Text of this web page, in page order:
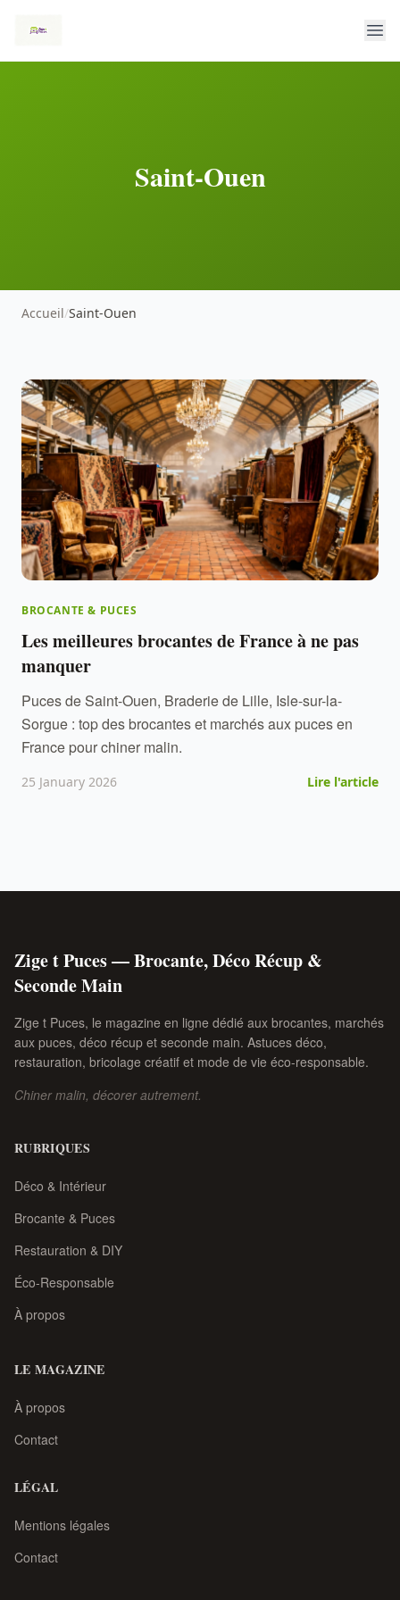
Saint-Ouen
Accueil/Saint-Ouen
BROCANTE & PUCES
Les meilleures brocantes de France à ne pas
manquer
Puces de Saint-Ouen, Braderie de Lille, Isle-sur-la-
Sorgue : top des brocantes et marchés aux puces en
France pour chiner malin.
25 January 2026 Lire l'article
Zige t Puces — Brocante, Déco Récup &
Seconde Main
Zige t Puces, le magazine en ligne dédié aux brocantes, marchés
aux puces, déco récup et seconde main. Astuces déco,
restauration, bricolage créatif et mode de vie éco-responsable.
Chiner malin, décorer autrement.
RUBRIQUES
Déco & Intérieur
Brocante & Puces
Restauration & DIY
Éco-Responsable
À propos
LE MAGAZINE
À propos
Contact
LÉGAL
Mentions légales
Contact